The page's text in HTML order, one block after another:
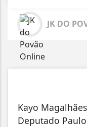
JK DO
Kayo
Deputado